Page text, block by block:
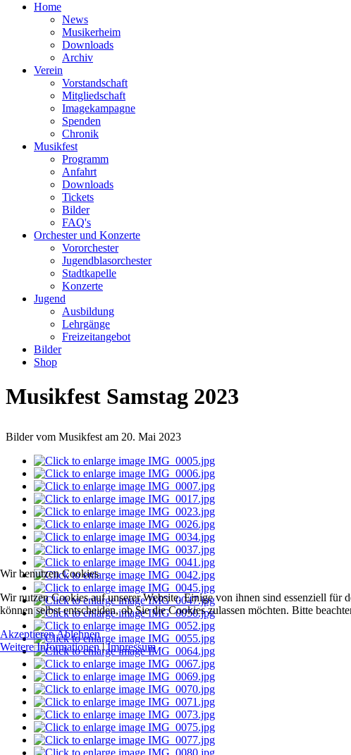
Home
News
Musikerheim
Downloads
Archiv
Verein
Vorstandschaft
Mitgliedschaft
Imagekampagne
Spenden
Chronik
Musikfest
Programm
Anfahrt
Downloads
Tickets
Bilder
FAQ's
Orchester und Konzerte
Vororchester
Jugendblasorchester
Stadtkapelle
Konzerte
Jugend
Ausbildung
Lehrgänge
Freizeitangebot
Bilder
Shop
Musikfest Samstag 2023
Bilder vom Musikfest am 20. Mai 2023
Wir benutzen Cookies
Wir nutzen Cookies auf unserer Website. Einige von ihnen sind essenziell für
können selbst entscheiden, ob Sie die Cookies zulassen möchten. Bitte
AkzeptierenAblehnen
Weitere Informationen|Impressum